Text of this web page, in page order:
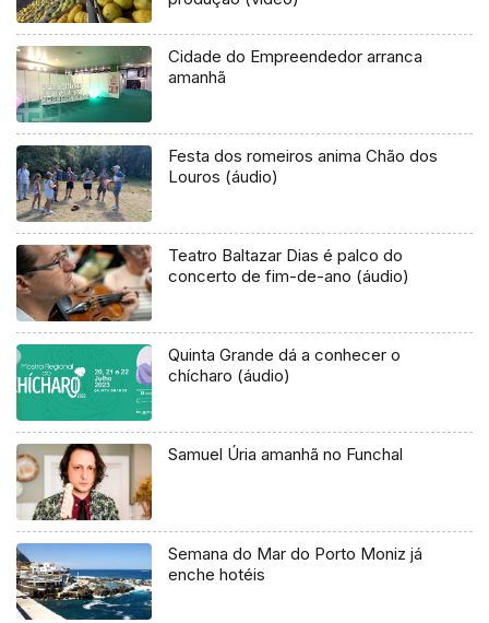
Cidade do Empreendedor arranca
amanhã
Festa dos romeiros anima Chão dos
Louros (áudio)
Teatro Baltazar Dias é palco do
concerto de fim-de-ano (áudio)
Quinta Grande dá a conhecer o
chícharo (áudio)
Samuel Úria amanhã no Funchal
Semana do Mar do Porto Moniz já
enche hotéis